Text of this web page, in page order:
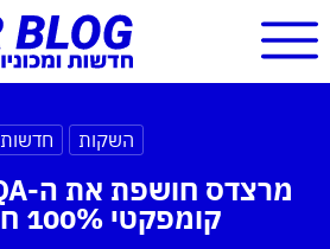
השקות חדשות
קומפקטי 100% חשמלי ⚡